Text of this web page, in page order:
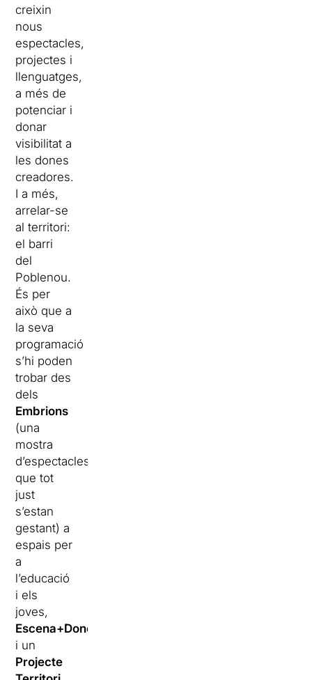
creixin
nous
espectacles,
projectes i
llenguatges,
a més de
potenciar i
donar
visibilitat a
les dones
creadores.
I a més,
arrelar-se
al territori:
el barri
del
Poblenou.
És per
això que a
la seva
programació
s’hi poden
trobar des
dels
Embrions
(una
mostra
d’espectacles
que tot
just
s’estan
gestant) a
espais per
a
l’educació
i els
joves,
Escena+Dones
i un
Projecte